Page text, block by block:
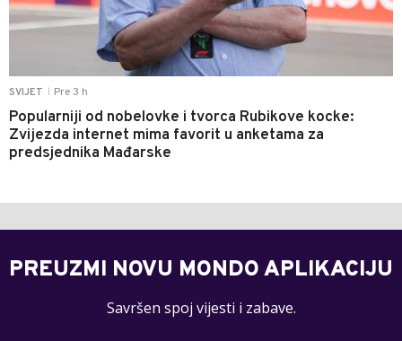
SVIJET Pre 3 h
Popularniji od nobelovke i tvorca Rubikove kocke:
Zvijezda internet mima favorit u anketama za
predsjednika Mađarske
PREUZMI NOVU MONDO APLIKACIJU
Savršen spoj vijesti i zabave.